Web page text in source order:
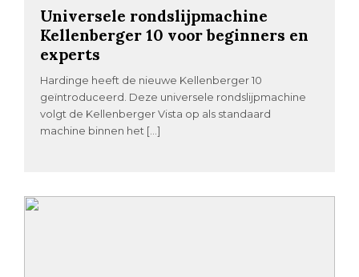
Universele rondslijpmachine
Kellenberger 10 voor beginners en
experts
Hardinge heeft de nieuwe Kellenberger 10
geïntroduceerd. Deze universele rondslijpmachine
volgt de Kellenberger Vista op als standaard
machine binnen het […]